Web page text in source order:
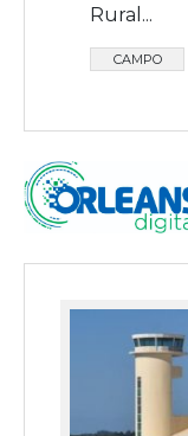
Rural...
CAMPO